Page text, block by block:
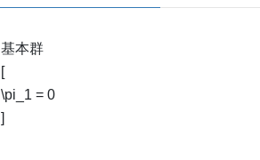
基本群
[
\pi_1 = 0
]